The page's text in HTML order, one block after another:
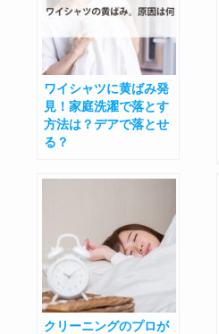
ワイシャツに黄ばみ発
見！家庭洗濯で落とす
方法は？デアで落とせ
る？
クリーニングのプロが